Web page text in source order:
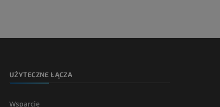
UŻYTECZNE ŁĄCZA
Wsparcie